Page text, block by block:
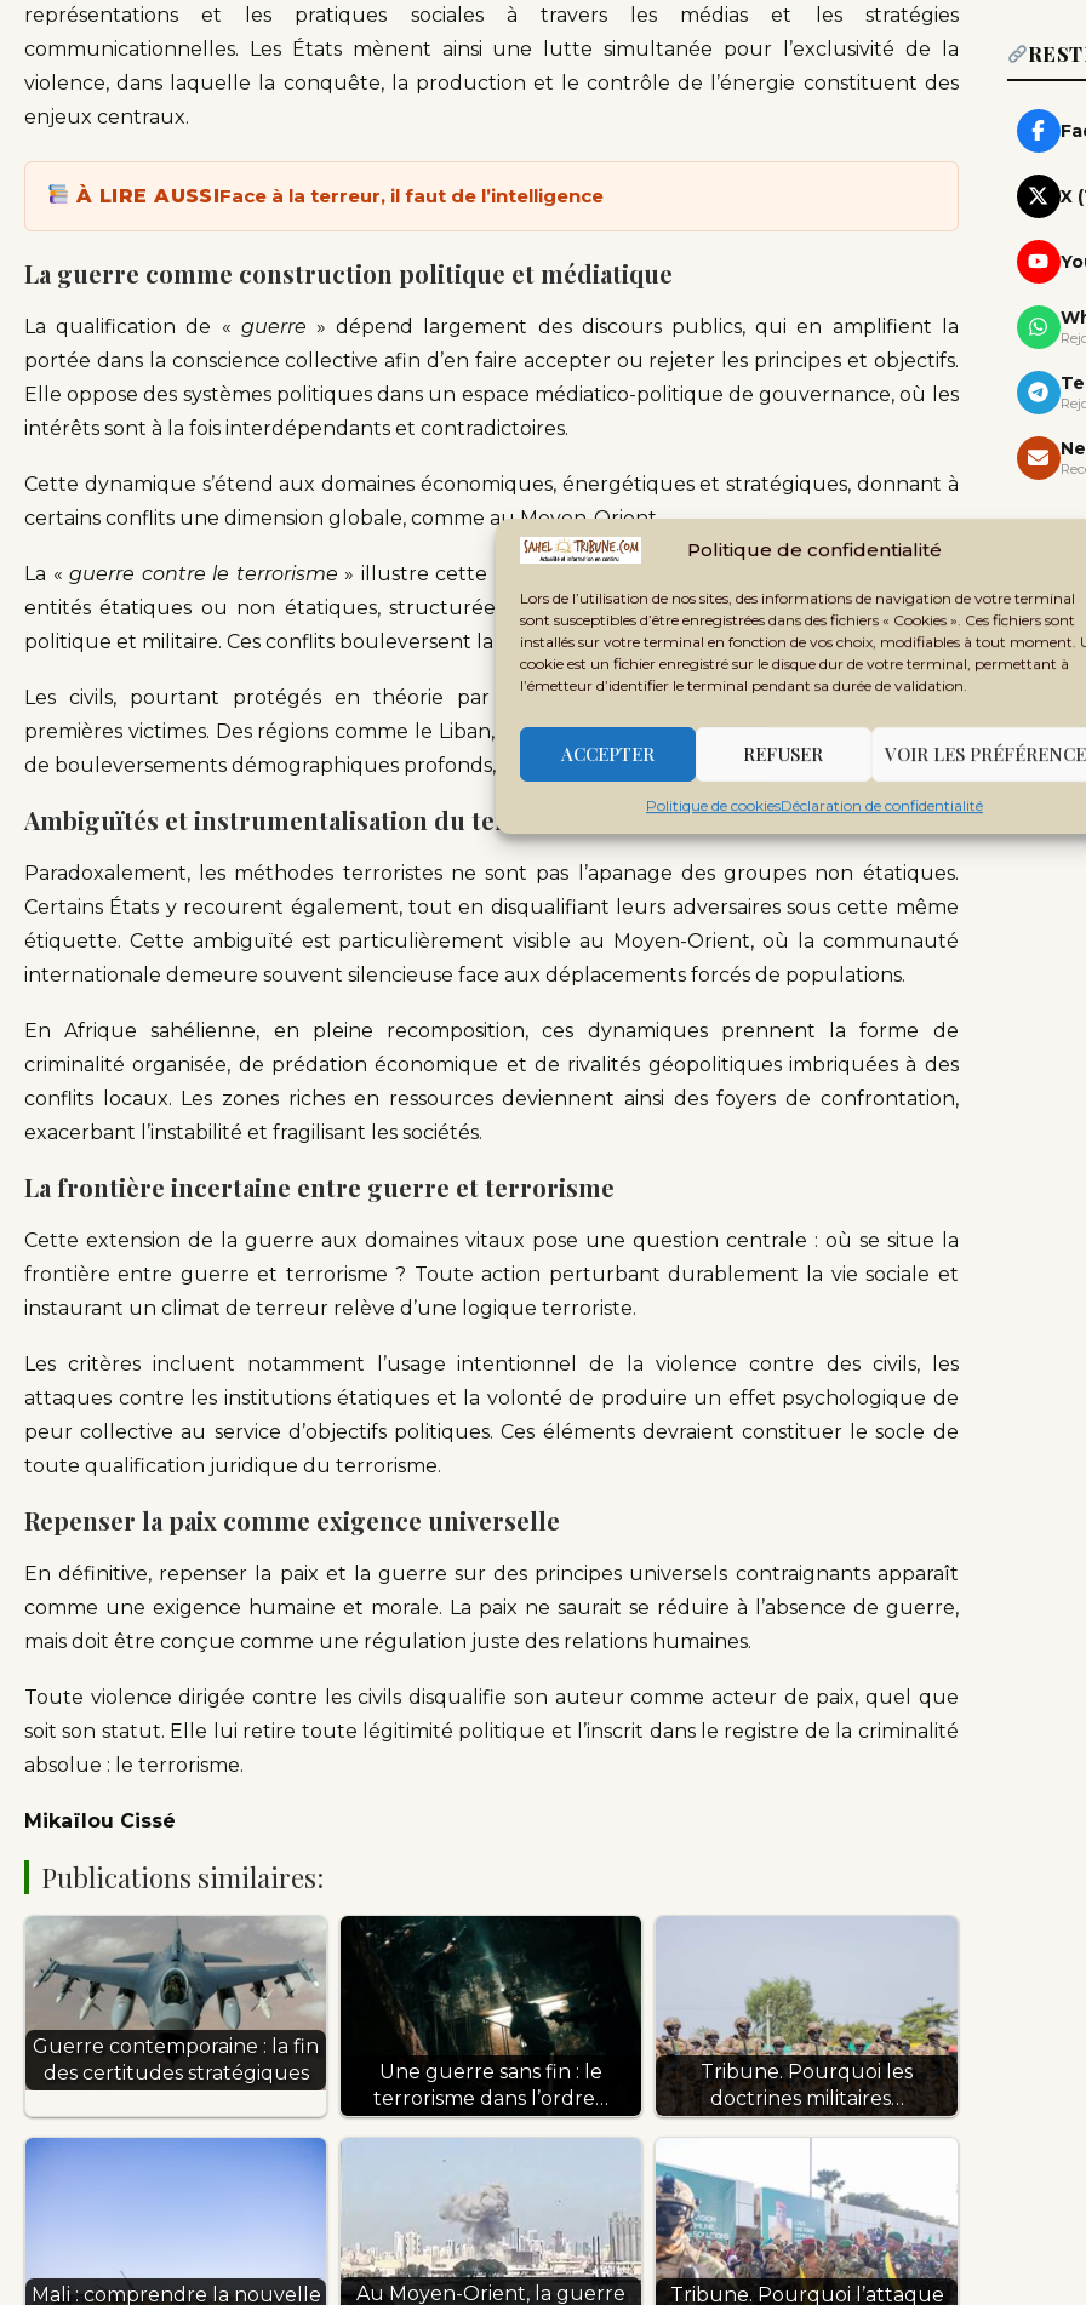
Politique de confidentialité
Lors de l’utilisation de nos sites, des informations de navigation de votre terminal
sont susceptibles d’être enregistrées dans des fichiers « Cookies ». Ces fichiers sont
installés sur votre terminal en fonction de vos choix, modifiables à tout moment.
cookie est un fichier enregistré sur le disque dur de votre terminal, permettant à
l’émetteur d’identifier le terminal pendant sa durée de validation.
ACCEPTER REFUSER VOIR LES
Politique de cookiesDéclaration de confidentialité
représentations et les pratiques sociales à travers les médias et les stratégies
communicationnelles. Les États mènent ainsi une lutte simultanée pour l’exclusivité de la
violence, dans laquelle la conquête, la production et le contrôle de l’énergie constituent des
enjeux centraux.
À LIRE AUSSIFace à la terreur, il faut de l’intelligence
La guerre comme construction politique et médiatique
La qualification de « guerre » dépend largement des discours publics, qui en amplifient la
portée dans la conscience collective afin d’en faire accepter ou rejeter les principes et objectifs.
Elle oppose des systèmes politiques dans un espace médiatico-politique de gouvernance, où les
intérêts sont à la fois interdépendants et contradictoires.
Cette dynamique s’étend aux domaines économiques, énergétiques et stratégiques, donnant à
certains conflits une dimension globale, comme au Moyen-Orient.
La «guerre contre le terrorisme » illustre cette mutation profonde. Elle oppose les États à des
entités étatiques ou non étatiques, structurées et engagées dans la contestation de l’ordre
politique et militaire. Ces conflits bouleversent la vie sociale à toutes les échelles.
Les civils, pourtant protégés en théorie par les conventions internationales, en sont les
premières victimes. Des régions comme le Liban, la Cisjordanie ou la bande de Gaza témoignent
de bouleversements démographiques profonds, liés à des logiques de guerre prolongée.
Ambiguïtés et instrumentalisation du terrorisme
Paradoxalement, les méthodes terroristes ne sont pas l’apanage des groupes non étatiques.
Certains États y recourent également, tout en disqualifiant leurs adversaires sous cette même
étiquette. Cette ambiguïté est particulièrement visible au Moyen-Orient, où la communauté
internationale demeure souvent silencieuse face aux déplacements forcés de populations.
En Afrique sahélienne, en pleine recomposition, ces dynamiques prennent la forme de
criminalité organisée, de prédation économique et de rivalités géopolitiques imbriquées à des
conflits locaux. Les zones riches en ressources deviennent ainsi des foyers de confrontation,
exacerbant l’instabilité et fragilisant les sociétés.
La frontière incertaine entre guerre et terrorisme
Cette extension de la guerre aux domaines vitaux pose une question centrale : où se situe la
frontière entre guerre et terrorisme ? Toute action perturbant durablement la vie sociale et
instaurant un climat de terreur relève d’une logique terroriste.
Les critères incluent notamment l’usage intentionnel de la violence contre des civils, les
attaques contre les institutions étatiques et la volonté de produire un effet psychologique de
peur collective au service d’objectifs politiques. Ces éléments devraient constituer le socle de
toute qualification juridique du terrorisme.
Repenser la paix comme exigence universelle
En définitive, repenser la paix et la guerre sur des principes universels contraignants apparaît
comme une exigence humaine et morale. La paix ne saurait se réduire à l’absence de guerre,
mais doit être conçue comme une régulation juste des relations humaines.
Toute violence dirigée contre les civils disqualifie son auteur comme acteur de paix, quel que
soit son statut. Elle lui retire toute légitimité politique et l’inscrit dans le registre de la criminalité
absolue : le terrorisme.
Mikaïlou Cissé
Publications similaires:
Guerre contemporaine : la fin
des certitudes stratégiques
Une guerre sans fin : le
terrorisme dans l’ordre…
Tribune. Pourquoi les
doctrines militaires…
Mali : comprendre la nouvelle Au Moyen-Orient, la guerre Tribune. Pourquoi l’attaque
X